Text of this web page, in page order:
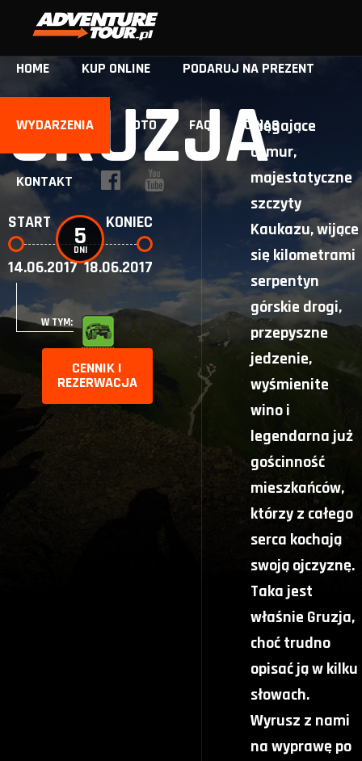
HOME KUP ONLINE PODARUJ NA PREZENT
WYDARZENIA FOTO FAQ O NAS
KONTAKT
GRUZJA
START
14.06.2017
5
DNI
KONIEC
18.06.2017
W TYM:
CENNIK I
REZERWACJA
Sięgające
chmur,
majestatyczne
szczyty
Kaukazu, wijące
się kilometrami
serpentyn
górskie drogi,
przepyszne
jedzenie,
wyśmienite
wino i
legendarna już
gościnność
mieszkańców,
którzy z całego
serca kochają
swoją ojczyznę.
Taka jest
właśnie Gruzja,
choć trudno
opisać ją w kilku
słowach.
Wyrusz z nami
na wyprawę po